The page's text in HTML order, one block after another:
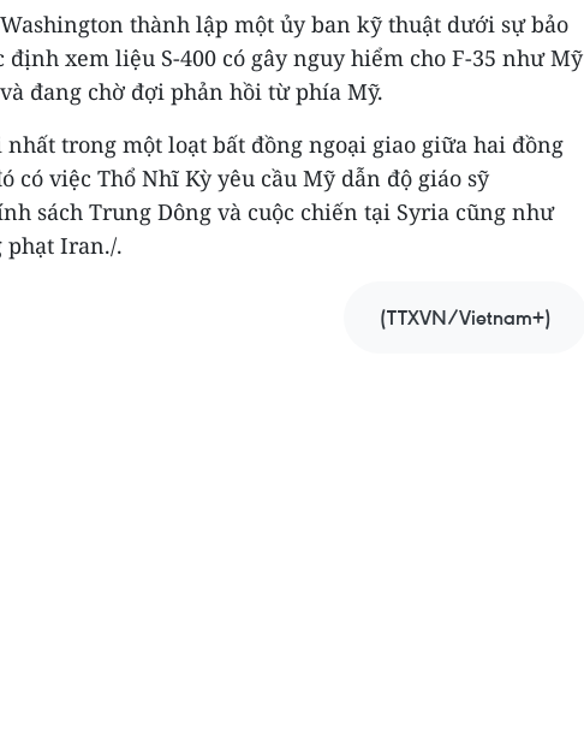
thành lập một ủy ban kỹ thuật dưới sự bảo
định xem liệu S-400 có gây nguy hiểm cho F-35 như Mỹ
đang chờ đợi phản hồi từ phía Mỹ.
trong một loạt bất đồng ngoại giao giữa hai đồng
có việc Thổ Nhĩ Kỳ yêu cầu Mỹ dẫn độ giáo sỹ
sách Trung Dông và cuộc chiến tại Syria cũng như
phạt Iran./.
(TTXVN/Vietnam+)